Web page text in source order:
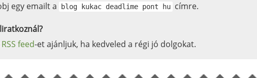
egy emailt a
blog kukac deadlime pont hu címre.
RSS feed-et ajánljuk, ha kedveled a régi jó dolgokat.